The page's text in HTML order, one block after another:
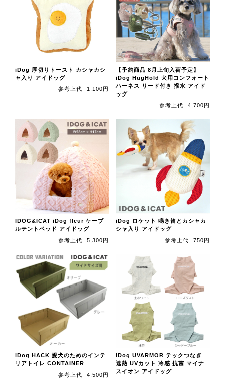
iDog 厚切りトースト カシャカシ
ャ入り アイドッグ
参考上代
1,100円
【予約商品 8月上旬入荷予定】
iDog HugHold 犬用コンフォート
ハーネス リード付き 撥水 アイド
ッグ
参考上代
4,700円
IDOG&ICAT iDog fleur ケーブ
ルテントベッド アイドッグ
参考上代
5,300円
iDog ロケット 鳴き笛とカシャカ
シャ入り アイドッグ
参考上代
750円
iDog HACK 愛犬のためのインテ
リアトイレ CONTAINER
参考上代
4,500円
iDog UVARMOR テックつなぎ
遮熱 UVカット 冷感 抗菌 マイナ
スイオン アイドッグ